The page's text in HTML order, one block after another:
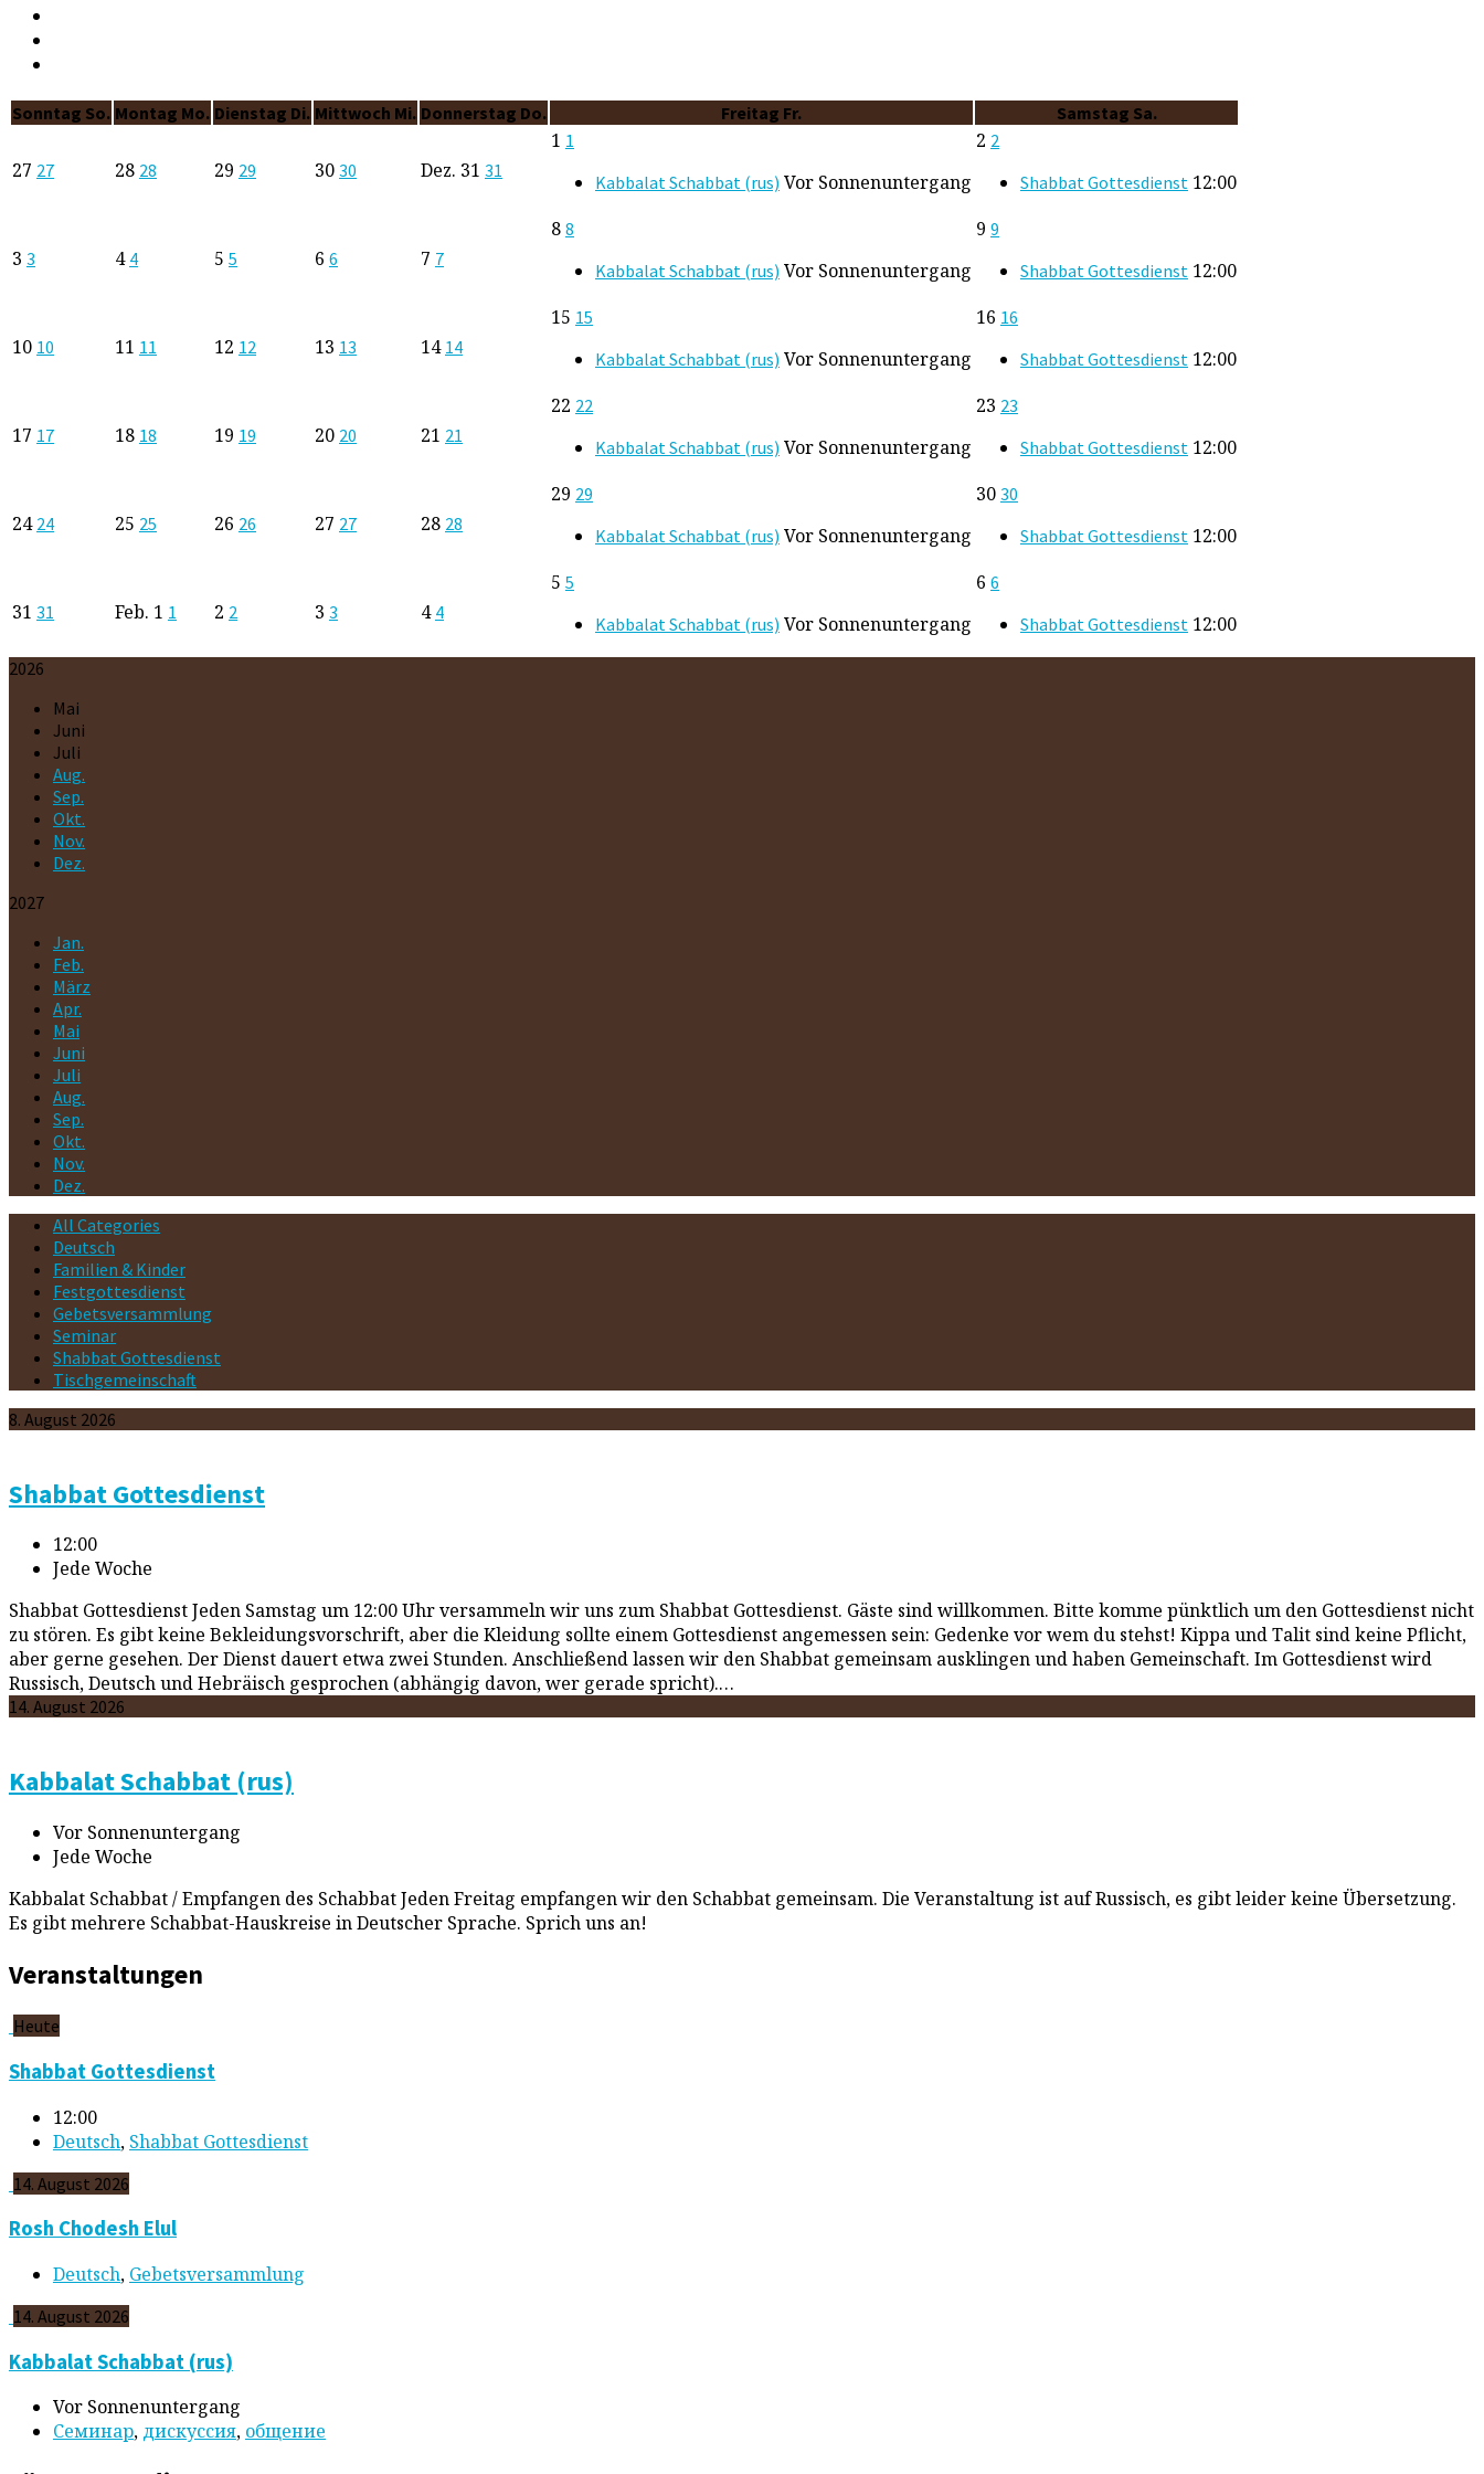
Sonntag So. Montag Mo. Dienstag Di. Mittwoch Mi. Donnerstag Do. Freitag Fr. Samstag Sa.
27 27 28 28 29 29 30 30 Dez. 31 31
1 1
Kabbalat Schabbat (rus) Vor Sonnenuntergang
2 2
Shabbat Gottesdienst 12:00
3 3 4 4 5 5 6 6 7 7
8 8
Kabbalat Schabbat (rus) Vor Sonnenuntergang
9 9
Shabbat Gottesdienst 12:00
10 10 11 11 12 12 13 13 14 14
15 15
Kabbalat Schabbat (rus) Vor Sonnenuntergang
16 16
Shabbat Gottesdienst 12:00
17 17 18 18 19 19 20 20 21 21
22 22
Kabbalat Schabbat (rus) Vor Sonnenuntergang
23 23
Shabbat Gottesdienst 12:00
24 24 25 25 26 26 27 27 28 28
29 29
Kabbalat Schabbat (rus) Vor Sonnenuntergang
30 30
Shabbat Gottesdienst 12:00
31 31 Feb. 1 1 2 2 3 3 4 4
5 5
Kabbalat Schabbat (rus) Vor Sonnenuntergang
6 6
Shabbat Gottesdienst 12:00
2026
Mai
Juni
Juli
Aug.
Sep.
Okt.
Nov.
Dez.
2027
Jan.
Feb.
März
Apr.
Mai
Juni
Juli
Aug.
Sep.
Okt.
Nov.
Dez.
All Categories
Deutsch
Familien & Kinder
Festgottesdienst
Gebetsversammlung
Seminar
Shabbat Gottesdienst
Tischgemeinschaft
Veranstaltungen
8. August 2026
Shabbat Gottesdienst
12:00
Jede Woche
Shabbat Gottesdienst Jeden Samstag um 12:00 Uhr versammeln wir uns zum Shabbat Gottesdienst. Gäste sind willkommen. Bitte komme pünktlich um den Gottesdienst nicht
zu stören. Es gibt keine Bekleidungsvorschrift, aber die Kleidung sollte einem Gottesdienst angemessen sein: Gedenke vor wem du stehst! Kippa und Talit sind keine Pflicht,
aber gerne gesehen. Der Dienst dauert etwa zwei Stunden. Anschließend lassen wir den Shabbat gemeinsam ausklingen und haben Gemeinschaft. Im Gottesdienst wird
Russisch, Deutsch und Hebräisch gesprochen (abhängig davon, wer gerade spricht).…
14. August 2026
Kabbalat Schabbat (rus)
Vor Sonnenuntergang
Jede Woche
Kabbalat Schabbat / Empfangen des Schabbat Jeden Freitag empfangen wir den Schabbat gemeinsam. Die Veranstaltung ist auf Russisch, es gibt leider keine Übersetzung.
Es gibt mehrere Schabbat-Hauskreise in Deutscher Sprache. Sprich uns an!
Veranstaltungen
Heute
Shabbat Gottesdienst
12:00
Deutsch, Shabbat Gottesdienst
14. August 2026
Rosh Chodesh Elul
Deutsch, Gebetsversammlung
14. August 2026
Kabbalat Schabbat (rus)
Vor Sonnenuntergang
Cеминар, дискуссия, общение